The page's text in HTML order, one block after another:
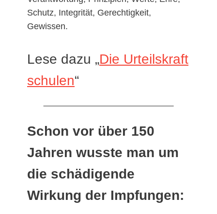
Schutz, Integrität, Gerechtigkeit,
Gewissen.
Lese dazu „Die Urteilskraft
schulen“
Schon vor über 150
Jahren wusste man um
die schädigende
Wirkung der Impfungen: